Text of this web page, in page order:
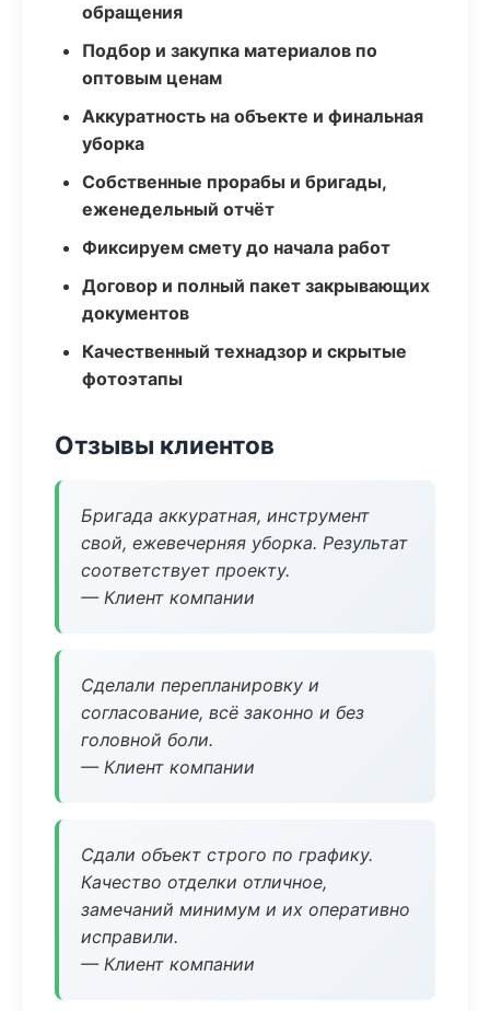
обращения
Подбор и закупка материалов по
оптовым ценам
Аккуратность на объекте и финальная
уборка
Собственные прорабы и бригады,
еженедельный отчёт
Фиксируем смету до начала работ
Договор и полный пакет закрывающих
документов
Качественный технадзор и скрытые
фотоэтапы
Отзывы клиентов
Бригада аккуратная, инструмент
свой, ежевечерняя уборка. Результат
соответствует проекту.
— Клиент компании
Сделали перепланировку и
согласование, всё законно и без
головной боли.
— Клиент компании
Сдали объект строго по графику.
Качество отделки отличное,
замечаний минимум и их оперативно
исправили.
— Клиент компании